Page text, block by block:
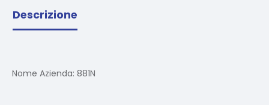
Descrizione
Nome Azienda: 881N